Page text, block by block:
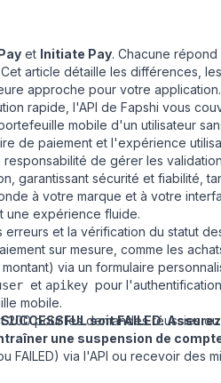
et Initiate Pay. Chacune
article détaille les différences,
approche pour votre
rapide, l'API de Fapshi vous
mobile d'un utilisateur
de paiement et l'expérience
de gérer les
garantissant sécurité et fiabilité,
à votre marque et à votre
une expérience fluide.
et la vérification du statut
sur mesure, comme les
via un formulaire
et apikey pour
mobile.
pour les demandes réussies
FAILED) via l'API ou recevoir des
soit FAILED.
une suspension de